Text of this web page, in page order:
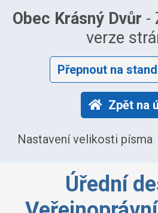
Obec Krásný Dvůr -
verze
Přepnout na
Zpět na
Nastavení velikosti písma
Úřední